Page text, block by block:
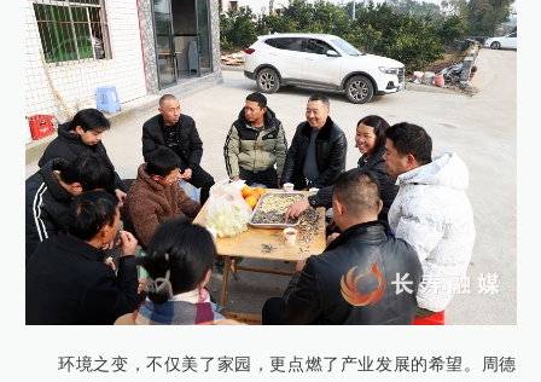
环境之变，不仅美了家园，更点燃了产业发展的希望。周德